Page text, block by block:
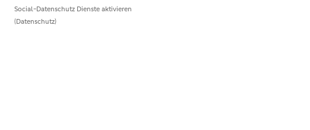
Social-Datenschutz Dienste aktivieren
(Datenschutz)